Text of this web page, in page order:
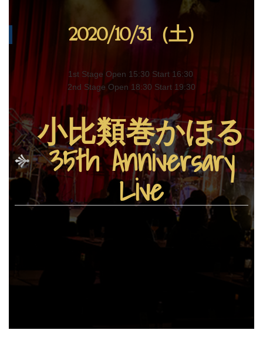
b
o
er
2020/10/31（土）
1st Stage Open 15:30 Start 16:30
2nd Stage Open 18:30 Start 19:30
小比類巻かほる
35th Anniversary
Live